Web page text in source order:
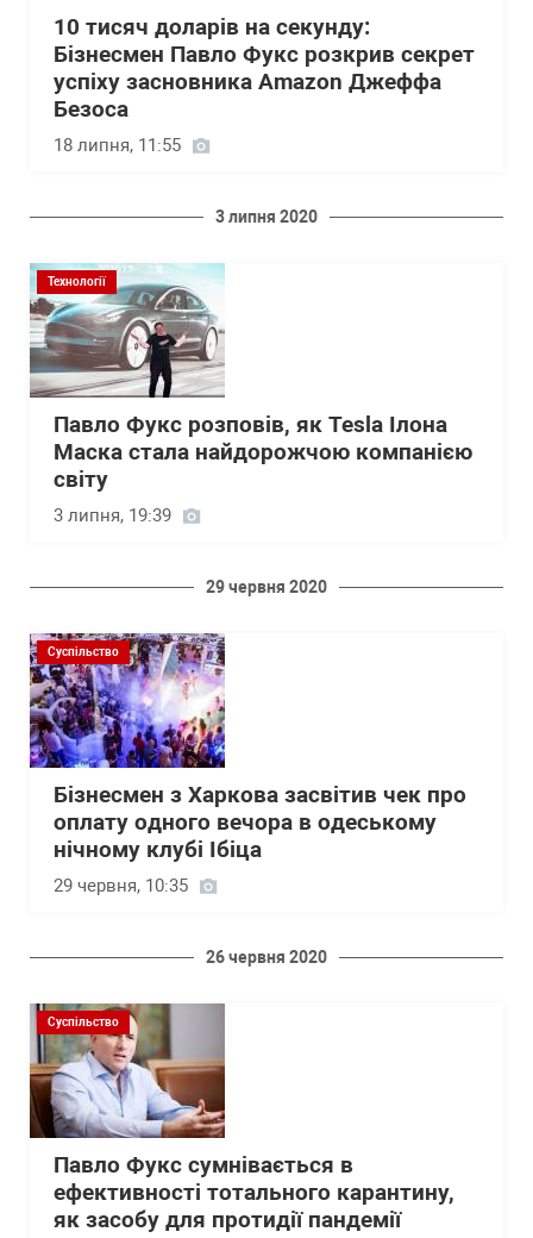
10 тисяч доларів на секунду:
Бізнесмен Павло Фукс розкрив секрет
успіху засновника Amazon Джеффа
Безоса
18 липня, 11:55
3 липня 2020
Технології
Павло Фукс розповів, як Tesla Ілона
Маска стала найдорожчою компанією
світу
3 липня, 19:39
29 червня 2020
Суспільство
Бізнесмен з Харкова засвітив чек про
оплату одного вечора в одеському
нічному клубі Ібіца
29 червня, 10:35
26 червня 2020
Суспільство
Павло Фукс сумнівається в
ефективності тотального карантину,
як засобу для протидії пандемії